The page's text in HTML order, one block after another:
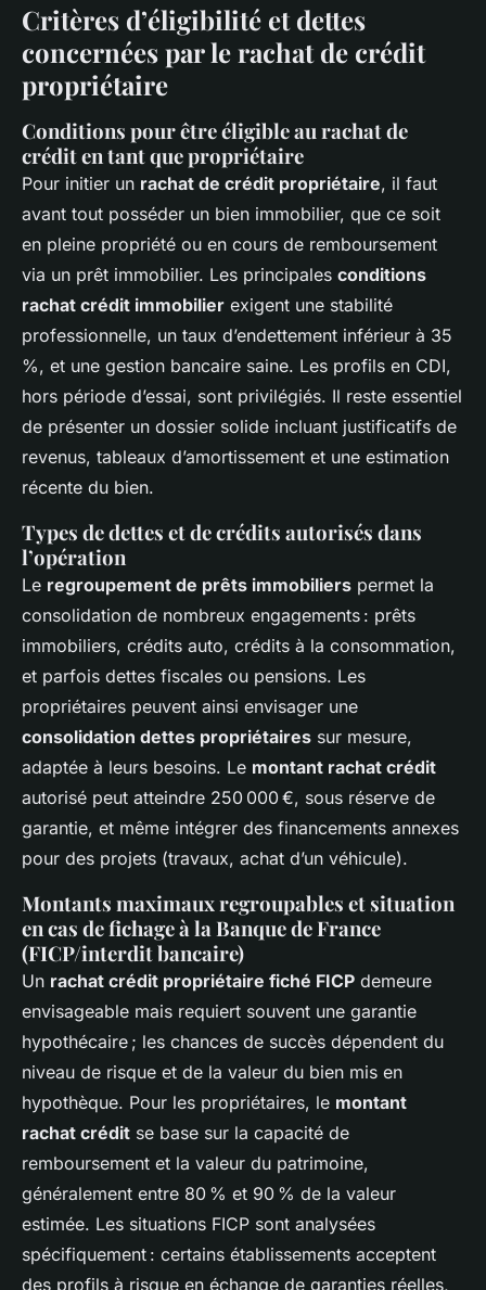
Critères d’éligibilité et dettes
concernées par le rachat de crédit
propriétaire
Conditions pour être éligible au rachat de
crédit en tant que propriétaire
Pour initier un rachat de crédit propriétaire, il faut
avant tout posséder un bien immobilier, que ce soit
en pleine propriété ou en cours de remboursement
via un prêt immobilier. Les principales conditions
rachat crédit immobilier exigent une stabilité
professionnelle, un taux d’endettement inférieur à 35
%, et une gestion bancaire saine. Les profils en CDI,
hors période d’essai, sont privilégiés. Il reste essentiel
de présenter un dossier solide incluant justificatifs de
revenus, tableaux d’amortissement et une estimation
récente du bien.
Types de dettes et de crédits autorisés dans
l’opération
Le regroupement de prêts immobiliers permet la
consolidation de nombreux engagements : prêts
immobiliers, crédits auto, crédits à la consommation,
et parfois dettes fiscales ou pensions. Les
propriétaires peuvent ainsi envisager une
consolidation dettes propriétaires sur mesure,
adaptée à leurs besoins. Le montant rachat crédit
autorisé peut atteindre 250 000 €, sous réserve de
garantie, et même intégrer des financements annexes
pour des projets (travaux, achat d’un véhicule).
Montants maximaux regroupables et situation
en cas de fichage à la Banque de France
(FICP/interdit bancaire)
Un rachat crédit propriétaire fiché FICP demeure
envisageable mais requiert souvent une garantie
hypothécaire ; les chances de succès dépendent du
niveau de risque et de la valeur du bien mis en
hypothèque. Pour les propriétaires, le montant
rachat crédit se base sur la capacité de
remboursement et la valeur du patrimoine,
généralement entre 80 % et 90 % de la valeur
estimée. Les situations FICP sont analysées
spécifiquement : certains établissements acceptent
des profils à risque en échange de garanties réelles,